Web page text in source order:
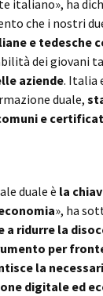
italiano», ha
che i nostri
e tedesche
dei giovani
aziende. Italia
duale,
e
duale è la
», ha
a ridurre la
per
la
digitale ed